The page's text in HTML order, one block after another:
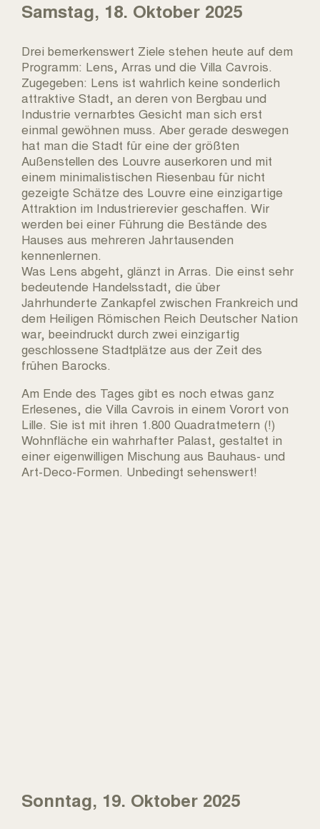
Samstag, 18. Oktober 2025
Drei bemerkenswert Ziele stehen heute auf dem
Programm: Lens, Arras und die Villa Cavrois.
Zugegeben: Lens ist wahrlich keine sonderlich
attraktive Stadt, an deren von Bergbau und
Industrie vernarbtes Gesicht man sich erst
einmal gewöhnen muss. Aber gerade deswegen
hat man die Stadt für eine der größten
Außenstellen des Louvre auserkoren und mit
einem minimalistischen Riesenbau für nicht
gezeigte Schätze des Louvre eine einzigartige
Attraktion im Industrierevier geschaffen. Wir
werden bei einer Führung die Bestände des
Hauses aus mehreren Jahrtausenden
kennenlernen.
Was Lens abgeht, glänzt in Arras. Die einst sehr
bedeutende Handelsstadt, die über
Jahrhunderte Zankapfel zwischen Frankreich und
dem Heiligen Römischen Reich Deutscher Nation
war, beeindruckt durch zwei einzigartig
geschlossene Stadtplätze aus der Zeit des
frühen Barocks.
Am Ende des Tages gibt es noch etwas ganz
Erlesenes, die Villa Cavrois in einem Vorort von
Lille. Sie ist mit ihren 1.800 Quadratmetern (!)
Wohnfläche ein wahrhafter Palast, gestaltet in
einer eigenwilligen Mischung aus Bauhaus- und
Art-Deco-Formen. Unbedingt sehenswert!
Sonntag, 19. Oktober 2025